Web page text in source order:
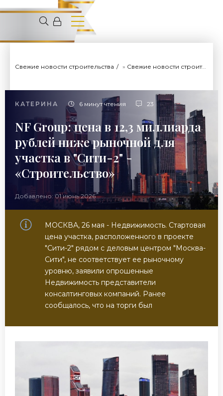
Свежие новости строительства » Свежие новости строительства
КАТЕРИНА 6 минут чтения 23
NF Group: цена в 12,3 миллиарда
рублей ниже рыночной для
участка в "Сити-2" -
«Строительство»
Добавлено: 01 июнь 2026
МОСКВА, 26 мая - Недвижимость. Стартовая
цена участка, расположенного в проекте
"Сити-2" рядом с деловым центром "Москва-
Сити", не соответствует ее рыночному
уровню, заявили опрошенные
Недвижимость представители
консалтинговых компаний. Ранее
сообщалось, что на торги был